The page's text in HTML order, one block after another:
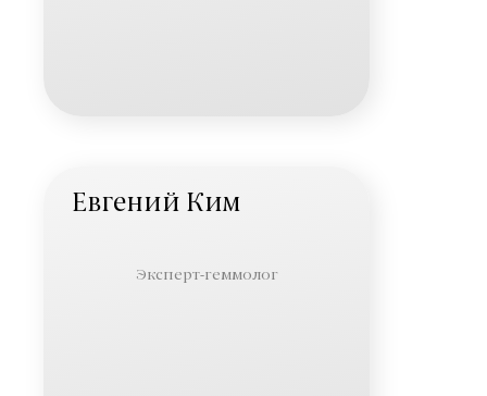
Евгений Ким
Эксперт-геммолог